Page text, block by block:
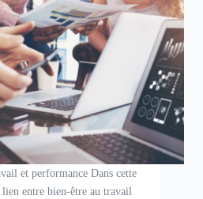
et performance Dans cette
entre bien-être au travail